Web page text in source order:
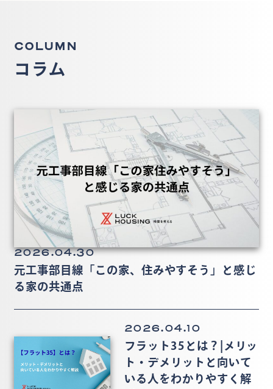
COLUMN
コラム
2026.04.30
元工事部目線「この家、住みやすそう」と感じ
る家の共通点
2026.04.10
フラット35とは？|メリッ
ト・デメリットと向いて
いる人をわかりやすく解